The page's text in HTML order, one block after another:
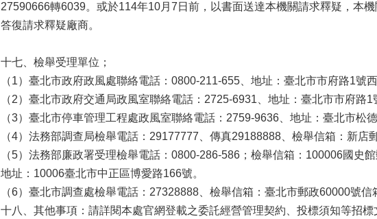
27590666轉6039。或於114年10月7日前，以書面送達本機關請求釋疑，本
答復請求釋疑廠商。
十七、檢舉受理單位；
（1）臺北市政府政風處聯絡電話：0800-211-655、地址：臺北市市府路1號
（2）臺北市政府交通局政風室聯絡電話：2725-6931、地址：臺北市市府路
（3）臺北市停車管理工程處政風室聯絡電話：2759-9636、地址：臺北市松
（4）法務部調查局檢舉電話：29177777、傳真29188888、檢舉信箱：新
（5）法務部廉政署受理檢舉電話：0800-286-586；檢舉信箱：100006國史
地址：10006臺北市中正區博愛路166號。
（6）臺北市調查處檢舉電話：27328888、檢舉信箱：臺北市郵政60000號
十八、其他事項：請詳閱本處官網登載之委託經營管理契約、投標須知等招